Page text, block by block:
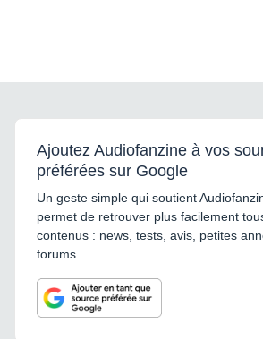
Ajoutez Audiofanzine à vos
préférées sur Google
Un geste simple qui soutient
permet de retrouver plus facilement
contenus : news, tests, avis, petites
forums...